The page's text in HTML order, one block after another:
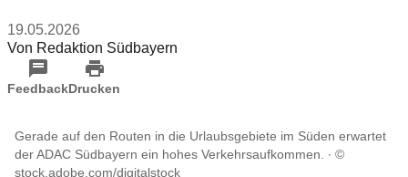
Sicherheit
Reise & Freizeit
Motorsport & Ortsclubs
19.05.2026
Von Redaktion Südbayern
FeedbackDrucken
Gerade auf den Routen in die Urlaubsgebiete im Süden erwartet
der ADAC Südbayern ein hohes Verkehrsaufkommen.
©
stock.adobe.com/digitalstock